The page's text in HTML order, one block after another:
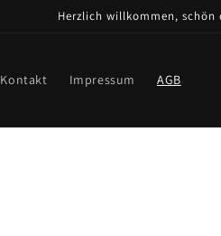
Herzlich willkommen, schön
Kontakt Impressum AGB